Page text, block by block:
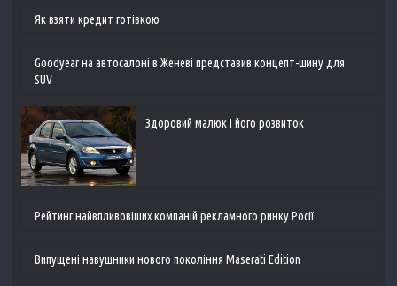
Як взяти кредит готівкою
Goodyear на автосалоні в Женеві представив концепт-шину для
SUV
Здоровий малюк і його розвиток
Рейтинг найвпливовіших компаній рекламного ринку Росії
Випущені навушники нового покоління Maserati Edition